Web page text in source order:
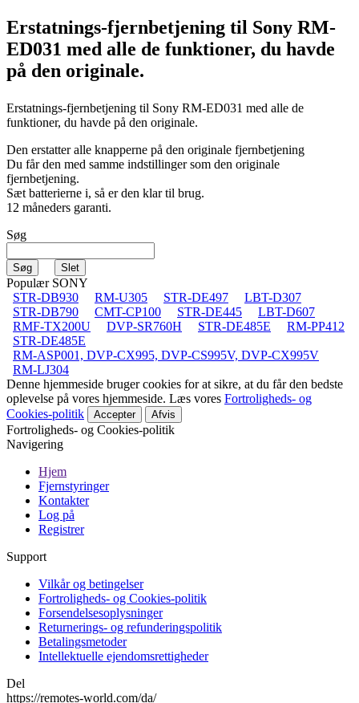
Erstatnings-fjernbetjening til Sony RM-
ED031 med alle de funktioner, du havde
på den originale.
Erstatnings-fjernbetjening til Sony RM-ED031 med alle de
funktioner, du havde på den originale.
Den erstatter alle knapperne på den originale fjernbetjening
Du får den med samme indstillinger som den originale
fjernbetjening.
Sæt batterierne i, så er den klar til brug.
12 måneders garanti.
Søg
Populær SONY
STR-DB930
RM-U305 STR-DE497
LBT-D307
STR-DB790
CMT-CP100 STR-DE445
LBT-D607
RMF-TX200U
DVP-SR760H STR-DE485E
RM-PP412
STR-DE485E
RM-ASP001, DVP-CX995, DVP-CS995V, DVP-CX995V
RM-LJ304
Denne hjemmeside bruger cookies for at sikre, at du får den bedste
oplevelse på vores hjemmeside. Læs vores Fortroligheds- og
Cookies-politik
Accepter Afvis
Fortroligheds- og Cookies-politik
Navigering
Hjem
Fjernstyringer
Kontakter
Log på
Registrer
Support
Vilkår og betingelser
Fortroligheds- og Cookies-politik
Forsendelsesoplysninger
Returnerings- og refunderingspolitik
Betalingsmetoder
Intellektuelle ejendomsrettigheder
Del
https://remotes-world.com/da/